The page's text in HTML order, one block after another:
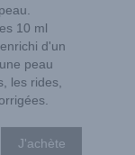
10 ml
d'un
peau
les rides,